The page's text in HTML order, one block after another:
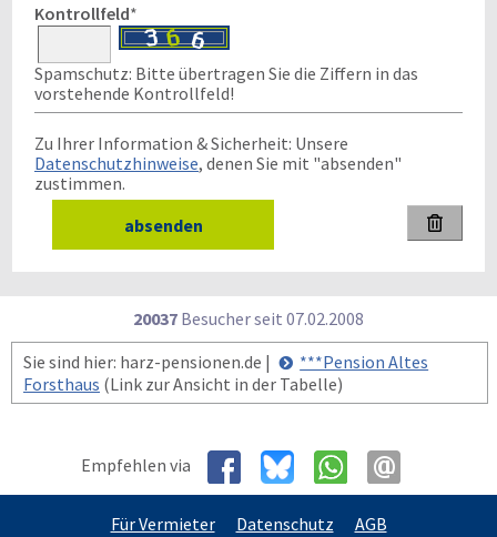
Kontrollfeld*
Spamschutz: Bitte übertragen Sie die Ziffern in das
vorstehende Kontrollfeld!
Zu Ihrer Information & Sicherheit: Unsere
Datenschutzhinweise, denen Sie mit "absenden"
zustimmen.

20037 Besucher seit 07.02.2008
Sie sind hier: harz-pensionen.de |
***Pension Altes
Forsthaus (Link zur Ansicht in der Tabelle)
Empfehlen via
Für Vermieter Datenschutz AGB